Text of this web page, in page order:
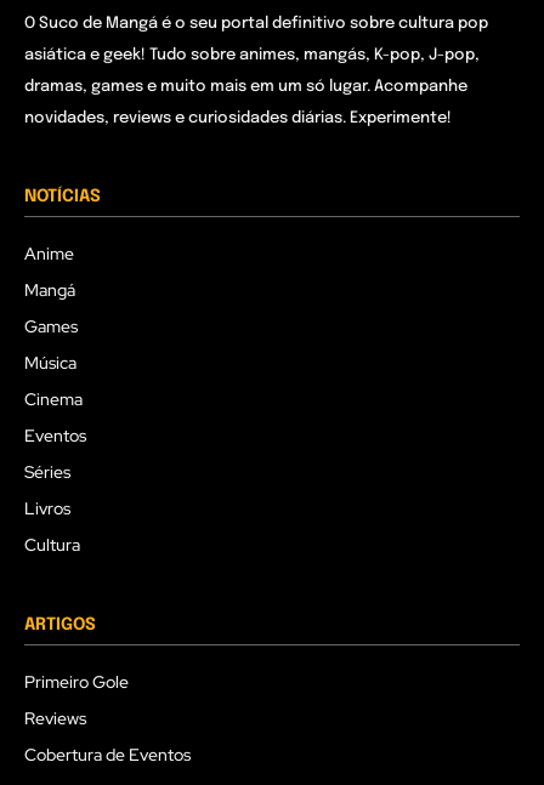
O Suco de Mangá é o seu portal definitivo sobre cultura pop
asiática e geek! Tudo sobre animes, mangás, K-pop, J-pop,
dramas, games e muito mais em um só lugar. Acompanhe
novidades, reviews e curiosidades diárias. Experimente!
NOTÍCIAS
Anime
Mangá
Games
Música
Cinema
Eventos
Séries
Livros
Cultura
ARTIGOS
Primeiro Gole
Reviews
Cobertura de Eventos